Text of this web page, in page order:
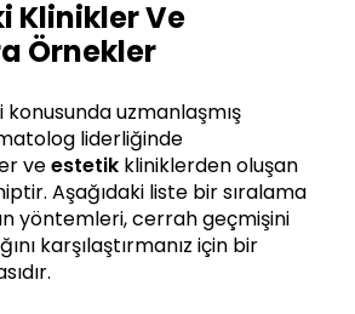
Klinikler Ve
Örnekler
konusunda uzmanlaşmış
liderliğinde
veestetik kliniklerden oluşan
Aşağıdaki liste bir sıralama
yöntemleri, cerrah geçmişini
karşılaştırmanız için bir